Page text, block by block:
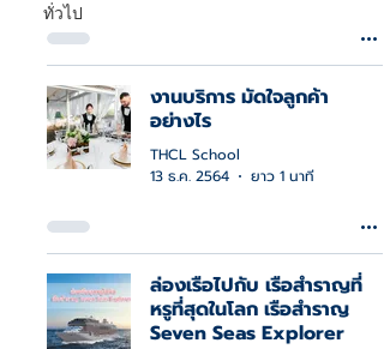
ทั่วไป
งานบริการ มัดใจลูกค้า
อย่างไร
THCL School
13 ธ.ค. 2564
ยาว 1 นาที
ล่องเรือไปกับ เรือสำราญที่
หรูที่สุดในโลก เรือสำราญ
Seven Seas Explorer